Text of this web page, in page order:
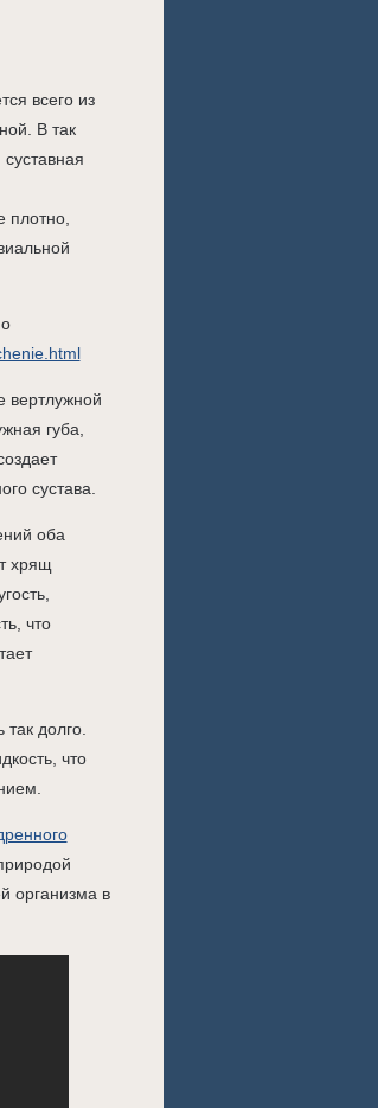
всего из
В так
плотно,
вертлужной
губа,
сустава.
оба
хрящ
что
долго.
что
организма в